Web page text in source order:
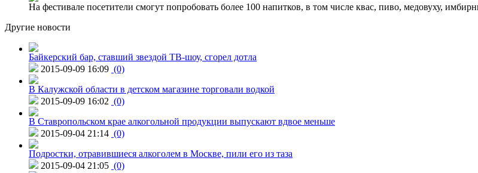
На фестивале посетители смогут попробовать более 100 напитков, в том числе квас, пиво, медовуху,
Другие новости
Байкерский бар, ставший звездой ТВ-шоу, сгорел дотла
2015-09-09 16:09 (0)
В Калужской области в детском магазине торговали водкой
2015-09-09 16:02 (0)
В Ставропольском крае алкогольной продукции выпускают вдвое меньше
2015-09-04 21:14 (0)
Подростки, отравившиеся алкоголем в Москве, пили его из таза
2015-09-04 21:05 (0)